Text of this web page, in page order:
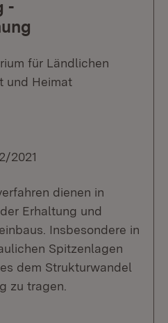
-
für Ländlichen
und Heimat
2021
dienen in
Erhaltung und
Insbesondere in
Spitzenlagen
dem Strukturwandel
zu tragen.